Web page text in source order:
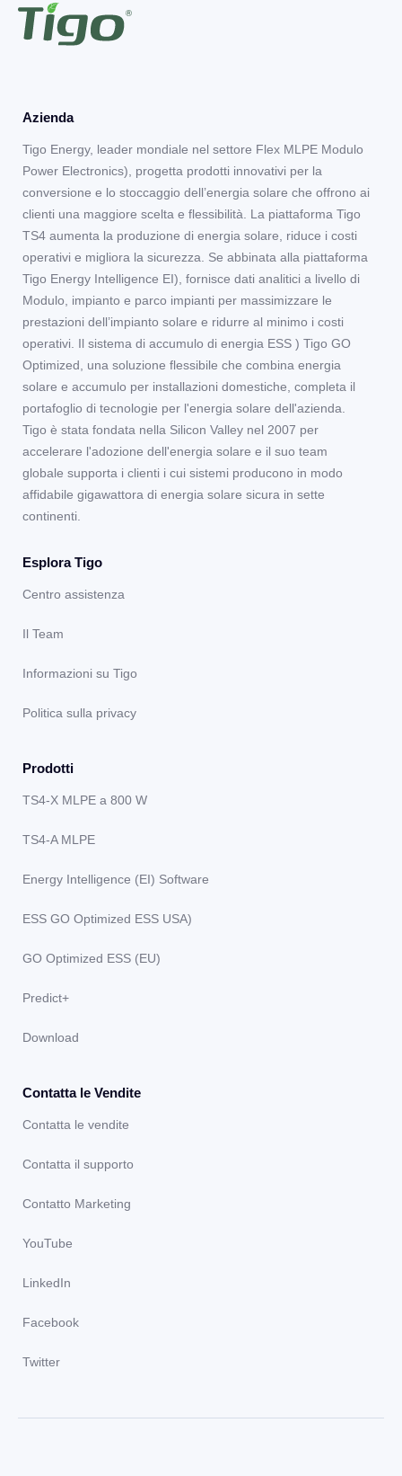
Azienda
Tigo Energy, leader mondiale nel settore Flex MLPE Modulo
Power Electronics), progetta prodotti innovativi per la
conversione e lo stoccaggio dell’energia solare che offrono ai
clienti una maggiore scelta e flessibilità. La piattaforma Tigo
TS4 aumenta la produzione di energia solare, riduce i costi
operativi e migliora la sicurezza. Se abbinata alla piattaforma
Tigo Energy Intelligence EI), fornisce dati analitici a livello di
Modulo, impianto e parco impianti per massimizzare le
prestazioni dell’impianto solare e ridurre al minimo i costi
operativi. Il sistema di accumulo di energia ESS ) Tigo GO
Optimized, una soluzione flessibile che combina energia
solare e accumulo per installazioni domestiche, completa il
portafoglio di tecnologie per l'energia solare dell'azienda.
Tigo è stata fondata nella Silicon Valley nel 2007 per
accelerare l'adozione dell'energia solare e il suo team
globale supporta i clienti i cui sistemi producono in modo
affidabile gigawattora di energia solare sicura in sette
continenti.
Esplora Tigo
Centro assistenza
Il Team
Informazioni su Tigo
Politica sulla privacy
Prodotti
TS4-X MLPE a 800 W
TS4-A MLPE
Energy Intelligence (EI) Software
ESS GO Optimized ESS USA)
GO Optimized ESS (EU)
Predict+
Download
Contatta le Vendite
Contatta le vendite
Contatta il supporto
Contatto Marketing
YouTube
LinkedIn
Facebook
Twitter